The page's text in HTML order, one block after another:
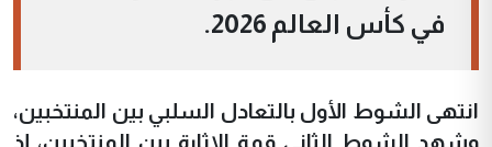
في كأس العالم 2026.
انتهى الشوط الأول بالتعادل السلبي بين المنتخبين،
وشهد الشوط الثاني قمة الإثارة بين المنتخبين، إذ